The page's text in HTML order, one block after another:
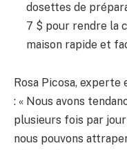
dosettes de
7 $ pour rendre la
maison rapide et
Rosa Picosa,
: « Nous avons
plusieurs fois par
nous pouvons